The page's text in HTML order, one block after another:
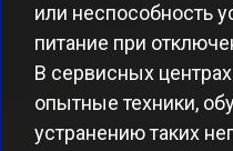
или неспособность
питание при
В сервисных
опытные техники,
устранению таких